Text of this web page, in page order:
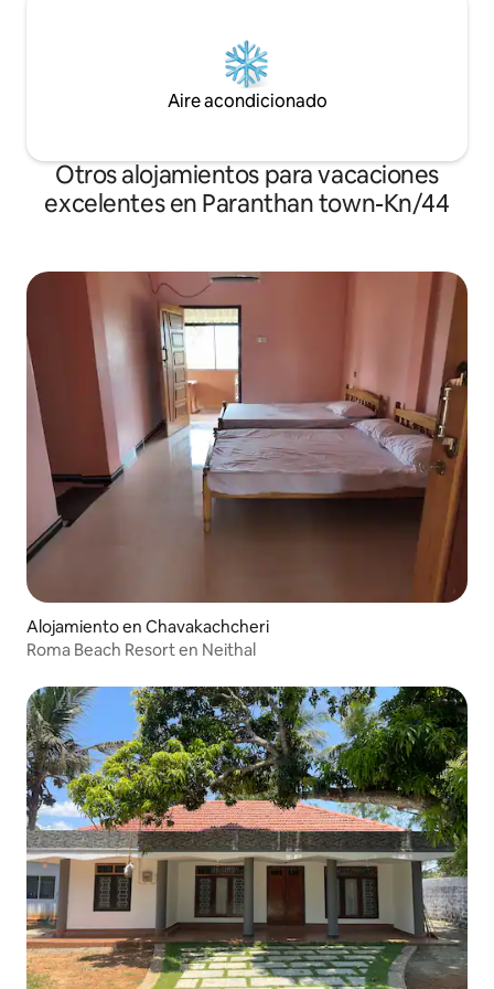
Aire acondicionado
Otros alojamientos para vacaciones
excelentes en Paranthan town-Kn/44
Alojamiento en Chavakachcheri
Roma Beach Resort en Neithal